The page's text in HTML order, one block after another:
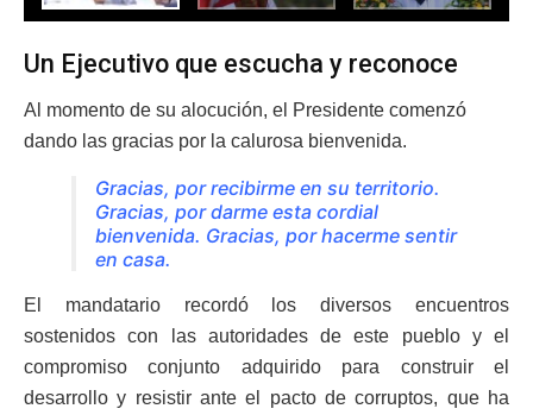
Un Ejecutivo que escucha y reconoce
Al momento de su alocución, el Presidente comenzó
dando las gracias por la calurosa bienvenida.
Gracias, por recibirme en su territorio.
Gracias, por darme esta cordial
bienvenida. Gracias, por hacerme sentir
en casa.
El mandatario recordó los diversos encuentros
sostenidos con las autoridades de este pueblo y el
compromiso conjunto adquirido para construir el
desarrollo y resistir ante el pacto de corruptos, que ha